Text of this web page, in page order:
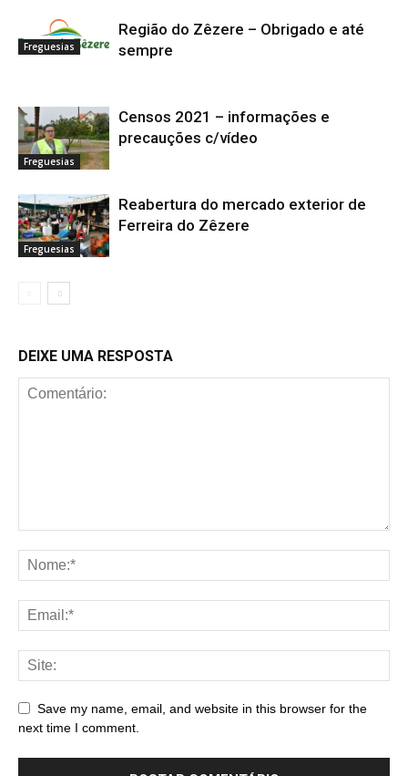
Freguesias
Região do Zêzere – Obrigado e até
sempre
Freguesias
Censos 2021 – informações e
precauções c/vídeo
Freguesias
Reabertura do mercado exterior de
Ferreira do Zêzere
DEIXE UMA RESPOSTA
Save my name, email, and website in this browser for the
next time I comment.